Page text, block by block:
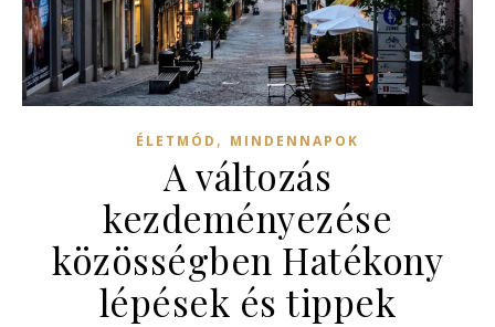
ÉLETMÓD , MINDENNAPOK
A változás
kezdeményezése
közösségben Hatékony
lépések és tippek